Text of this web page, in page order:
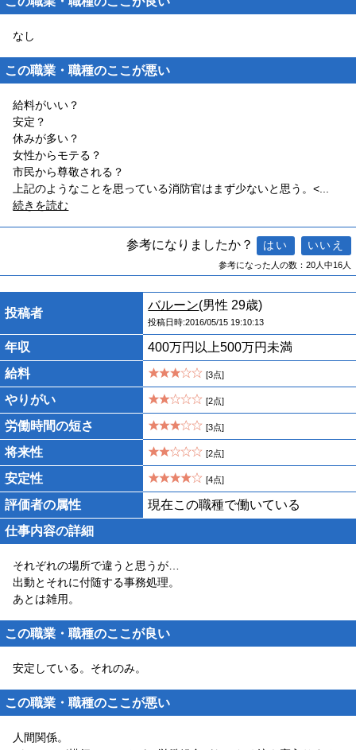
なし
この職業・職種のここが悪い
給料がいい？
安定？
休みが多い？
女性からモテる？
市民から尊敬される？
上記のようなことを思っている消防官はまず少ないと思う。<
続きを読む
参考になりましたか？
参考になった人の数：20人中16人
投稿者
バルーン(男性 29歳)
投稿日時:2016/05/15 19:10:13
年収
400万円以上500万円未満
給料
[3点]
やりがい [2点]
労働時間の短さ [3点]
将来性 [2点]
安定性 [4点]
評価者の属性
現在この職種で働いている
仕事内容の詳細
それぞれの場所で違うと思うが…
出動とそれに付随する事務処理。
あとは雑用。
この職業・職種のここが良い
安定している。それのみ。
この職業・職種のここが悪い
人間関係。